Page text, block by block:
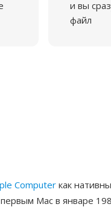
и вы
файл
Computer как
Mac в январе